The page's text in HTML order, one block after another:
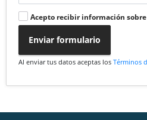
Acepto recibir información
Enviar formulario
Al enviar tus datos aceptas los Términos